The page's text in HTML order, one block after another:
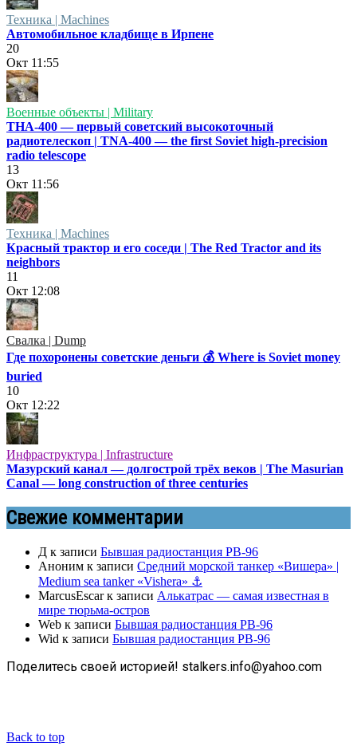
Техника | Machines
Автомобильное кладбище в Ирпене
20
Окт 11:55
Военные объекты | Military
ТНА-400 — первый советский высокоточный
радиотелескоп | TNA-400 — the first Soviet high-precision
radio telescope
13
Окт 11:56
Техника | Machines
Красный трактор и его соседи | The Red Tractor and its
neighbors
11
Окт 12:08
Свалка | Dump
Где похоронены советские деньги 💰 Where is Soviet money
buried
10
Окт 12:22
Инфраструктура | Infrastructure
Мазурский канал — долгострой трёх веков | The Masurian
Canal — long construction of three centuries
Свежие комментарии
Д к записи Бывшая радиостанция РВ-96
Аноним к записи Средний морской танкер «Вишера» |
Medium sea tanker «Vishera» ⚓
MarcusEscarк записи Алькатрас — самая известная в
мире тюрьма-остров
Web к записи Бывшая радиостанция РВ-96
Wid к записи Бывшая радиостанция РВ-96
Поделитесь своей историей! stalkers.info@yahoo.com
Back to top